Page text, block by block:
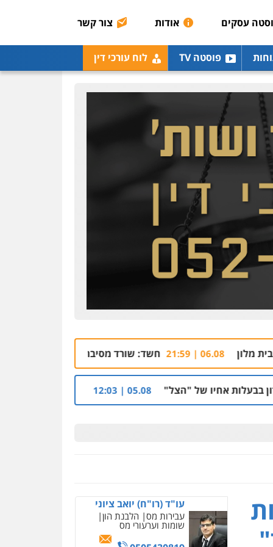
עסקים אודות צור קשר
פוסטה TV לוח עורכי דין
חשד: שורד מסיבת הנובה מרמלה חש מאויים והצטייד
"הצל" 05.08 | 12:03 הקצין הבכיר והאפליה מול ניצב מני
עו"ד (רו"ח) יואב ציוני
עבירות מס הלבנת הון
שומות וערעורי מס
מקצועיים לעורכי דין
0504578527
רונן הלל – מוניטין